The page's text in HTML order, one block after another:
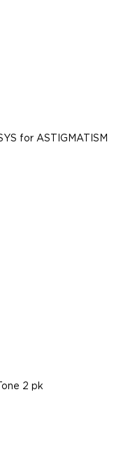
for ASTIGMATISM
2 pk